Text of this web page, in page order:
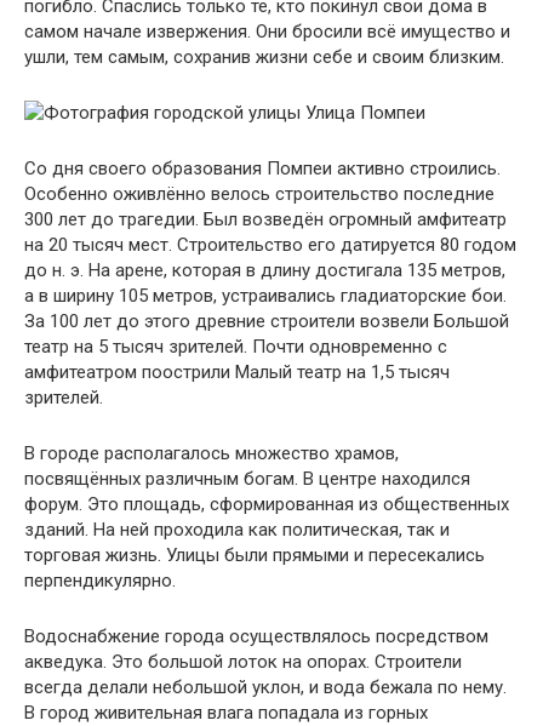
погибло. Спаслись только те, кто покинул свои дома в
самом начале извержения. Они бросили всё имущество и
ушли, тем самым, сохранив жизни себе и своим близким.
Улица Помпеи
Со дня своего образования Помпеи активно строились.
Особенно оживлённо велось строительство последние
300 лет до трагедии. Был возведён огромный амфитеатр
на 20 тысяч мест. Строительство его датируется 80 годом
до н. э. На арене, которая в длину достигала 135 метров,
а в ширину 105 метров, устраивались гладиаторские бои.
За 100 лет до этого древние строители возвели Большой
театр на 5 тысяч зрителей. Почти одновременно с
амфитеатром поострили Малый театр на 1,5 тысяч
зрителей.
В городе располагалось множество храмов,
посвящённых различным богам. В центре находился
форум. Это площадь, сформированная из общественных
зданий. На ней проходила как политическая, так и
торговая жизнь. Улицы были прямыми и пересекались
перпендикулярно.
Водоснабжение города осуществлялось посредством
акведука. Это большой лоток на опорах. Строители
всегда делали небольшой уклон, и вода бежала по нему.
В город живительная влага попадала из горных